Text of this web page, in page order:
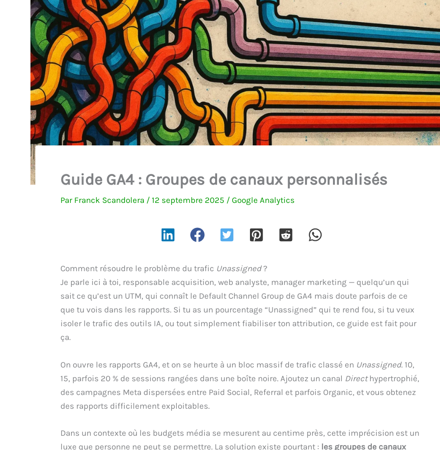
Guide GA4 : Groupes de canaux personnalisés
Par Franck Scandolera / 12 septembre 2025 / Google Analytics
Comment résoudre le problème du trafic Unassigned?
Je parle ici à toi, responsable acquisition, web analyste, manager marketing — quelqu’un qui
sait ce qu’est un UTM, qui connaît le Default Channel Group de GA4 mais doute parfois de ce
que tu vois dans les rapports. Si tu as un pourcentage “Unassigned” qui te rend fou, si tu veux
isoler le trafic des outils IA, ou tout simplement fiabiliser ton attribution, ce guide est fait pour
ça.
On ouvre les rapports GA4, et on se heurte à un bloc massif de trafic classé en Unassigned. 10,
15, parfois 20 % de sessions rangées dans une boîte noire. Ajoutez un canal Directhypertrophié,
des campagnes Meta dispersées entre Paid Social, Referral et parfois Organic, et vous obtenez
des rapports difficilement exploitables.
Dans un contexte où les budgets média se mesurent au centime près, cette imprécision est un
luxe que personne ne peut se permettre. La solution existe pourtant : les groupes de canaux